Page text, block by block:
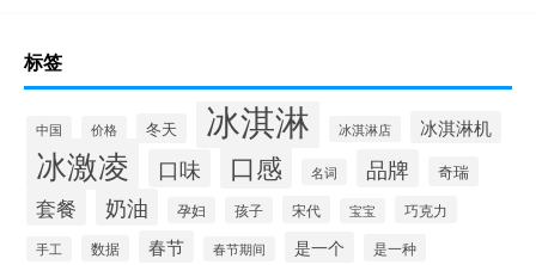
标签
中国 价格 冬天 冰淇淋 冰淇淋店 冰淇淋机
冰激凌 口味 口感 名词 品牌 奇瑞
套餐 奶油 孕妇 孩子 宋代 宝宝 巧克力
手工 数据 春节 春节期间 是一个 是一种